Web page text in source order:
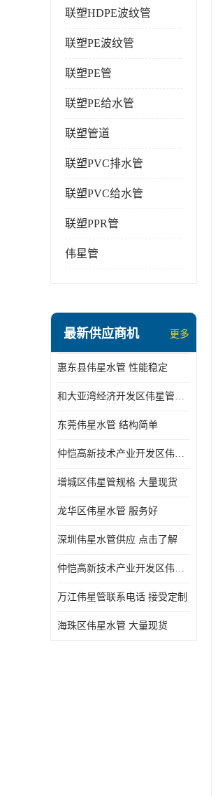
联塑HDPE波纹管
联塑PE波纹管
联塑PE管
联塑PE给水管
联塑管道
联塑PVC排水管
联塑PVC给水管
联塑PPR管
伟星管
最新供应商机 更多
惠东县伟星水管 性能稳定
和大亚湾经济开发区伟星管批发
东莞伟星水管 结构简单
仲恺高新技术产业开发区伟星管型号 技术成熟
增城区伟星管规格 大量现货
龙华区伟星水管 服务好
深圳伟星水管供应 点击了解
仲恺高新技术产业开发区伟星水管 大量现货
万江伟星管联系电话 接受定制
海珠区伟星水管 大量现货